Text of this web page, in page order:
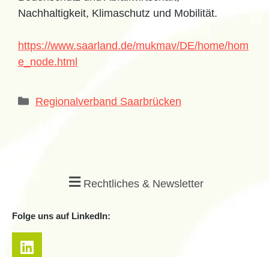
Nachhaltigkeit, Klimaschutz und Mobilität.
https://www.saarland.de/mukmav/DE/home/hom
e_node.html
Regionalverband Saarbrücken
Rechtliches & Newsletter
Folge uns auf LinkedIn: